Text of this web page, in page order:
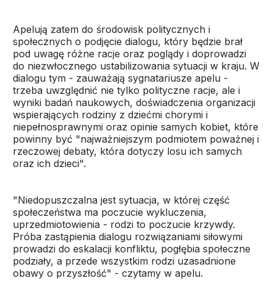
Apelują zatem do środowisk politycznych i
społecznych o podjęcie dialogu, który będzie brał
pod uwagę różne racje oraz poglądy i doprowadzi
do niezwłocznego ustabilizowania sytuacji w kraju. W
dialogu tym - zauważają sygnatariusze apelu -
trzeba uwzględnić nie tylko polityczne racje, ale i
wyniki badań naukowych, doświadczenia organizacji
wspierających rodziny z dziećmi chorymi i
niepełnosprawnymi oraz opinie samych kobiet, które
powinny być "najważniejszym podmiotem poważnej i
rzeczowej debaty, która dotyczy losu ich samych
oraz ich dzieci".
"Niedopuszczalna jest sytuacja, w której część
społeczeństwa ma poczucie wykluczenia,
uprzedmiotowienia - rodzi to poczucie krzywdy.
Próba zastąpienia dialogu rozwiązaniami siłowymi
prowadzi do eskalacji konfliktu, pogłębia społeczne
podziały, a przede wszystkim rodzi uzasadnione
obawy o przyszłość" - czytamy w apelu.